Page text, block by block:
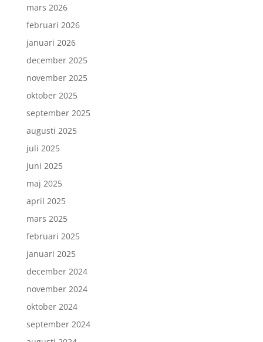
mars 2026
februari 2026
januari 2026
december 2025
november 2025
oktober 2025
september 2025
augusti 2025
juli 2025
juni 2025
maj 2025
april 2025
mars 2025
februari 2025
januari 2025
december 2024
november 2024
oktober 2024
september 2024